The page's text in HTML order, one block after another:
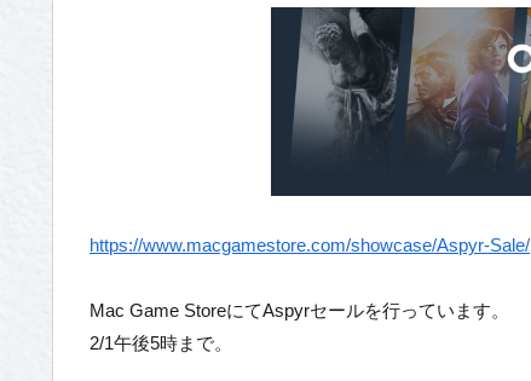
https://www.macgamestore.com/showcase/Aspyr-Sale/
Mac Game StoreにてAspyrセールを行っています。
2/1午後5時まで。